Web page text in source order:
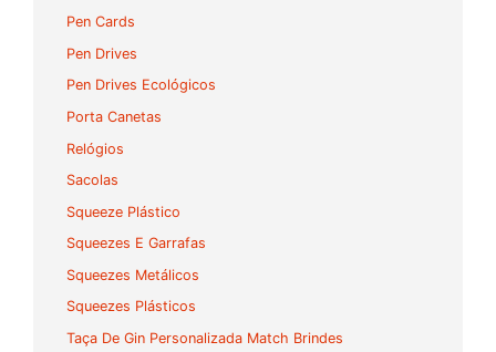
Pen Cards
Pen Drives
Pen Drives Ecológicos
Porta Canetas
Relógios
Sacolas
Squeeze Plástico
Squeezes E Garrafas
Squeezes Metálicos
Squeezes Plásticos
Taça De Gin Personalizada Match Brindes